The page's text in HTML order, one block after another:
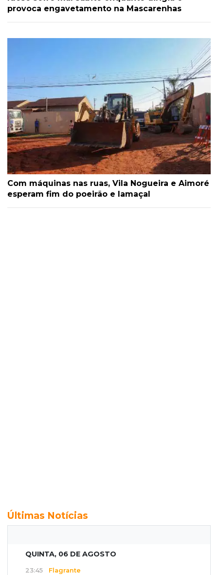
provoca engavetamento na Mascarenhas
Com máquinas nas ruas, Vila Nogueira e Aimoré
esperam fim do poeirão e lamaçal
Últimas Notícias
QUINTA, 06 DE AGOSTO
23:45 Flagrante